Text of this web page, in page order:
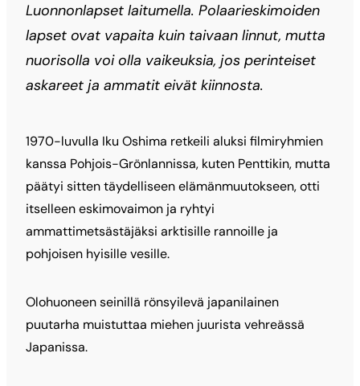
Luonnonlapset laitumella. Polaarieskimoiden
lapset ovat vapaita kuin taivaan linnut, mutta
nuorisolla voi olla vaikeuksia, jos perinteiset
askareet ja ammatit eivät kiinnosta.
1970-luvulla Iku Oshima retkeili aluksi filmiryhmien
kanssa Pohjois-Grönlannissa, kuten Penttikin, mutta
päätyi sitten täydelliseen elämänmuutokseen, otti
itselleen eskimovaimon ja ryhtyi
ammattimetsästäjäksi arktisille rannoille ja
pohjoisen hyisille vesille.
Olohuoneen seinillä rönsyilevä japanilainen
puutarha muistuttaa miehen juurista vehreässä
Japanissa.